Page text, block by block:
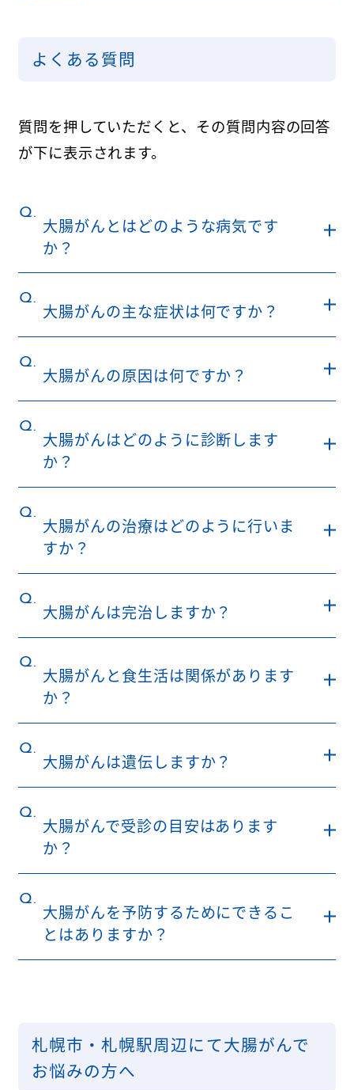
よくある質問
質問を押していただくと、その質問内容の回答
が下に表示されます。
Q.
大腸がんとはどのような病気です
か？
Q.
大腸がんの主な症状は何ですか？
Q.
大腸がんの原因は何ですか？
Q.
大腸がんはどのように診断します
か？
Q.
大腸がんの治療はどのように行いま
すか？
Q.
大腸がんは完治しますか？
Q.
大腸がんと食生活は関係があります
か？
Q.
大腸がんは遺伝しますか？
Q.
大腸がんで受診の目安はあります
か？
Q.
大腸がんを予防するためにできるこ
とはありますか？
札幌市・札幌駅周辺にて大腸がんで
お悩みの方へ